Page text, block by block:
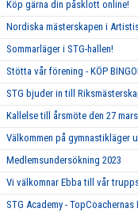
Köp gärna din påsklott online!
Nordiska mästerskapen i
Sommarläger i STG-hallen!
Stötta vår förening - KÖP
STG bjuder in till
Kallelse till årsmöte den 27 mars
Välkommen på gymnastikläger
Medlemsundersökning 2023
Vi välkomnar Ebba till vår
STG Academy - TopCoachernas